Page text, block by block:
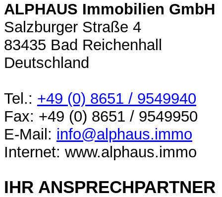
ALPHAUS Immobilien GmbH
Salzburger Straße 4
83435 Bad Reichenhall
Deutschland
Tel.: +49 (0) 8651 / 9549940
Fax: +49 (0) 8651 / 9549950
E-Mail: info@alphaus.immo
Internet: www.alphaus.immo
IHR ANSPRECHPARTNER